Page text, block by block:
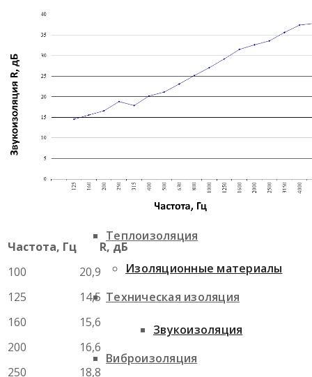
Фасадные системы
Изоляционные материалы
Теплоизоляция
Техническая изоляция
Виброизоляция
модульного потолка
Медицина и гигиена
Изоляционные материалы
Звукоизоляция
Частота, Гц
R, дБ
100
20,9
125
14,5
160
15,6
200
16,6
250
18,8